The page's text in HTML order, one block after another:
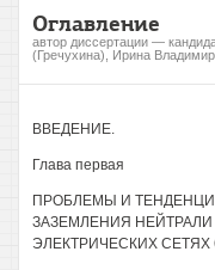
Оглавление
автор диссертации —
(Гречухина), Ирина
ВВЕДЕНИЕ.
Глава первая
ПРОБЛЕМЫ И
ЗАЗЕМЛЕНИЯ
ЭЛЕКТРИЧЕСКИХ СЕТЯХ